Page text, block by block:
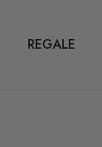
REGALE